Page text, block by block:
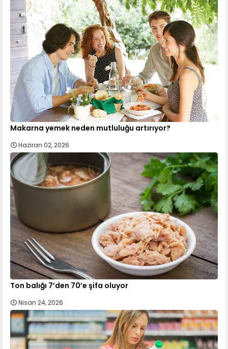
Makarna yemek neden mutluluğu artırıyor?
Haziran 02, 2026
Ton balığı 7’den 70’e şifa oluyor
Nisan 24, 2026